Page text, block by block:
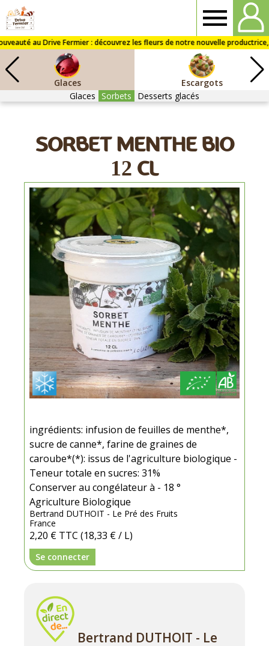
fermier
St
Glaces
Escargots
Glaces
Sorbets Desserts glacés
SORBET MENTHE BIO
12 CL
ingrédients: infusion de feuilles de menthe*,
sucre de canne*, farine de graines de
caroube*(*): issus de l'agriculture biologique -
Teneur totale en sucres: 31%
Conserver au congélateur à - 18 °
Agriculture Biologique
Bertrand DUTHOIT - Le Pré des Fruits
France
2,20 € TTC (18,33 € / L)
Se connecter
Bertrand DUTHOIT - Le